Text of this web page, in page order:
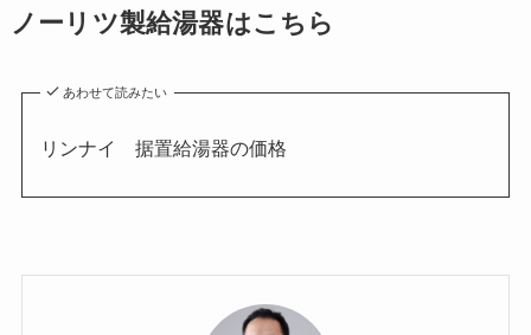
ノーリツ製給湯器はこちら
あわせて読みたい
リンナイ 据置給湯器の価格